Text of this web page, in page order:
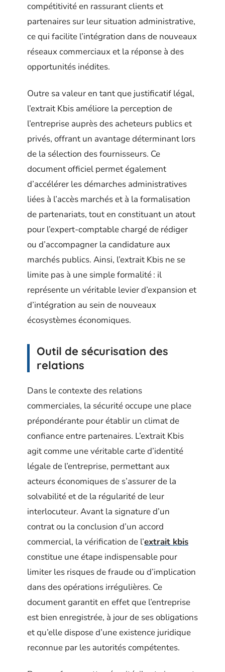
compétitivité en rassurant clients et
partenaires sur leur situation administrative,
ce qui facilite l’intégration dans de nouveaux
réseaux commerciaux et la réponse à des
opportunités inédites.
Outre sa valeur en tant que justificatif légal,
l’extrait Kbis améliore la perception de
l’entreprise auprès des acheteurs publics et
privés, offrant un avantage déterminant lors
de la sélection des fournisseurs. Ce
document officiel permet également
d’accélérer les démarches administratives
liées à l’accès marchés et à la formalisation
de partenariats, tout en constituant un atout
pour l’expert-comptable chargé de rédiger
ou d’accompagner la candidature aux
marchés publics. Ainsi, l’extrait Kbis ne se
limite pas à une simple formalité : il
représente un véritable levier d’expansion et
d’intégration au sein de nouveaux
écosystèmes économiques.
Outil de sécurisation des
relations
Dans le contexte des relations
commerciales, la sécurité occupe une place
prépondérante pour établir un climat de
confiance entre partenaires. L’extrait Kbis
agit comme une véritable carte d’identité
légale de l’entreprise, permettant aux
acteurs économiques de s’assurer de la
solvabilité et de la régularité de leur
interlocuteur. Avant la signature d’un
contrat ou la conclusion d’un accord
commercial, la vérification de l’extrait kbis
constitue une étape indispensable pour
limiter les risques de fraude ou d’implication
dans des opérations irrégulières. Ce
document garantit en effet que l’entreprise
est bien enregistrée, à jour de ses obligations
et qu’elle dispose d’une existence juridique
reconnue par les autorités compétentes.